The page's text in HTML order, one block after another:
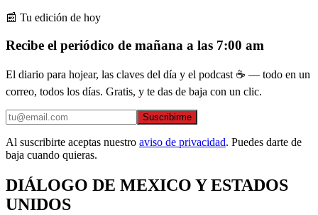
📰 Tu edición de hoy
Recibe el periódico de mañana a las 7:00 am
El diario para hojear, las claves del día y el podcast ☕ — todo en un
correo, todos los días. Gratis, y te das de baja con un clic.
Suscribirme
Al suscribirte aceptas nuestro aviso de privacidad. Puedes darte de
baja cuando quieras.
DIÁLOGO DE MEXICO Y ESTADOS
UNIDOS